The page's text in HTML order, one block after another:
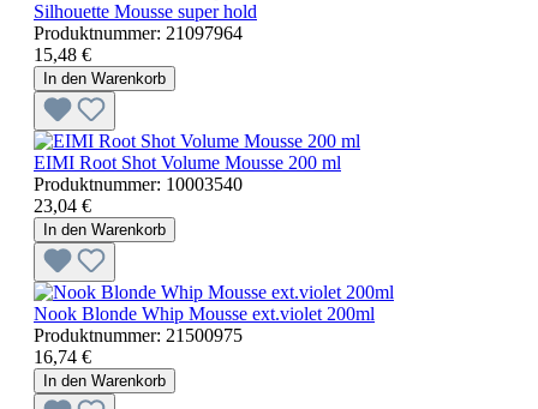
Silhouette Mousse super hold
Produktnummer: 21097964
15,48 €
In den Warenkorb
EIMI Root Shot Volume Mousse 200 ml
Produktnummer: 10003540
23,04 €
In den Warenkorb
Nook Blonde Whip Mousse ext.violet 200ml
Produktnummer: 21500975
16,74 €
In den Warenkorb